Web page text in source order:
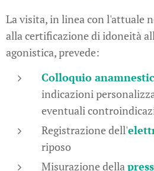
La visita, in linea con l'attuale
alla certificazione di idoneità
agonistica, prevede:
Colloquio
indicazioni
eventuali
Registrazione dell'
riposo
Misurazione della